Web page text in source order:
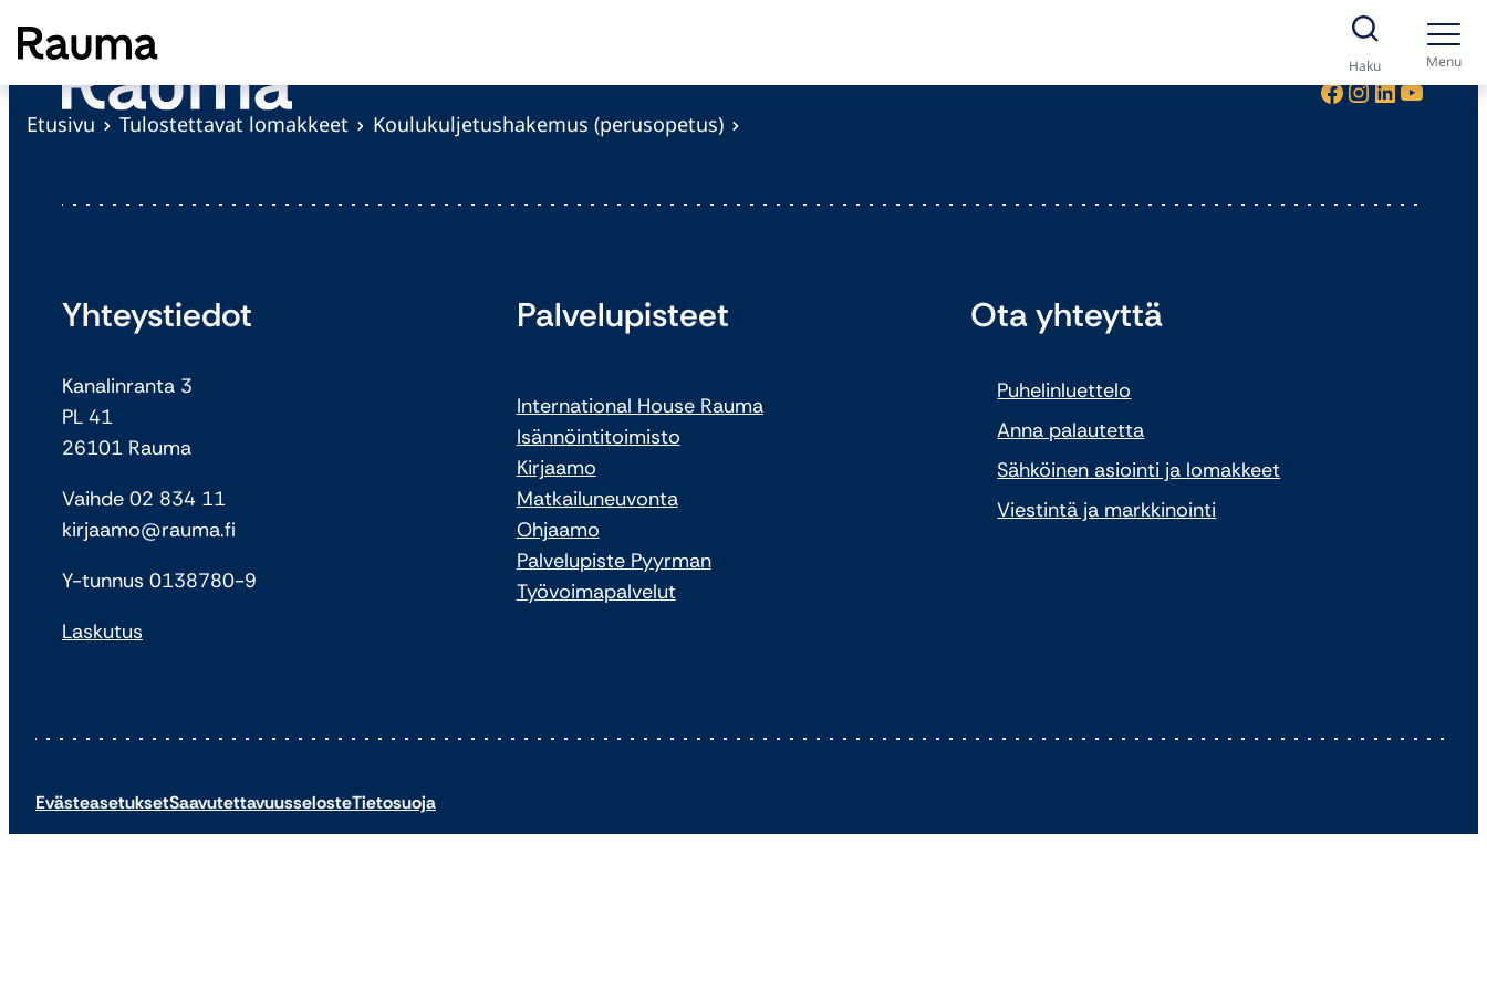
S
i
Haku Menu
Etusivu Tulostettavat lomakkeet Koulukuljetushakemus (perusopetus)
Facebook InstagramLinkedIn YouTube
Yhteystiedot
Kanalinranta 3
PL 41
26101 Rauma
Vaihde 02 834 11
kirjaamo@rauma.fi
Y-tunnus 0138780-9
Laskutus
Palvelupisteet
International House Rauma
Isännöintitoimisto
Kirjaamo
Matkailuneuvonta
Ohjaamo
Palvelupiste Pyyrman
Työvoimapalvelut
Ota yhteyttä
Puhelinluettelo
Anna palautetta
Sähköinen asiointi ja lomakkeet
Viestintä ja markkinointi
EvästeasetuksetSaavutettavuusselosteTietosuoja